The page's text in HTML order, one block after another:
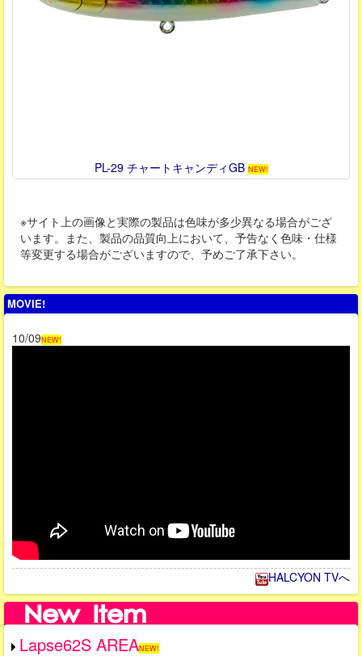
PL-29 チャートキャンディGB NEW!
※サイト上の画像と実際の製品は色味が多少異なる場合がござ
います。また、製品の品質向上において、予告なく色味・仕様
等変更する場合がございますので、予めご了承下さい。
MOVIE!
10/09NEW!
HALCYON TVへ
Lapse62S AREANEW!